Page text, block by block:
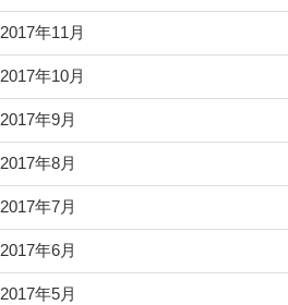
2017年11月
2017年10月
2017年9月
2017年8月
2017年7月
2017年6月
2017年5月